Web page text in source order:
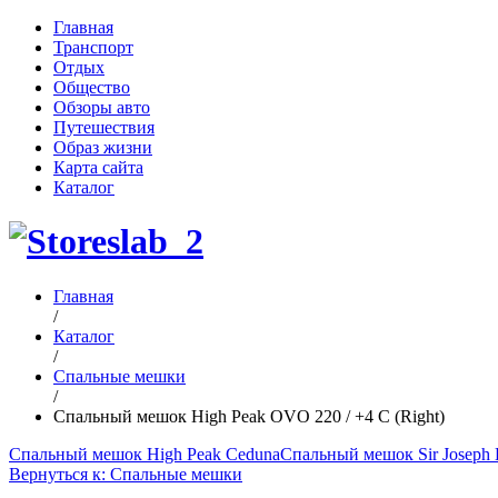
Главная
Транспорт
Отдых
Общество
Обзоры авто
Путешествия
Образ жизни
Карта сайта
Каталог
Главная
/
Каталог
/
Спальные мешки
/
Спальный мешок High Peak OVO 220 / +4 C (Right)
Спальный мешок High Peak CedunaСпальный мешок Sir Joseph
Вернуться к: Спальные мешки